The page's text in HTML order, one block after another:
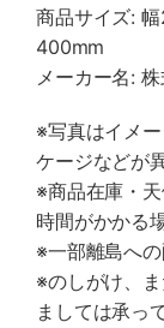
商品サイズ:
400mm
メーカー名:
※写真はイメ
ケージなどが
※商品在庫・
時間がかかる
※一部離島への
※のしがけ、
ましては承っ